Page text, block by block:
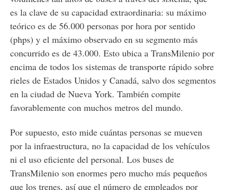
es la clave de su capacidad extraordinaria: su máximo
teórico es de 56.000 personas por hora por sentido
(phps) y el máximo observado en su segmento más
concurrido es de 43.000. Esto ubica a TransMilenio por
encima de todos los sistemas de transporte rápido sobre
rieles de Estados Unidos y Canadá, salvo dos segmentos
en la ciudad de Nueva York. También compite
favorablemente con muchos metros del mundo.
Por supuesto, esto mide cuántas personas se mueven
por la infraestructura, no la capacidad de los vehículos
ni el uso eficiente del personal. Los buses de
TransMilenio son enormes pero mucho más pequeños
que los trenes, así que el número de empleados por